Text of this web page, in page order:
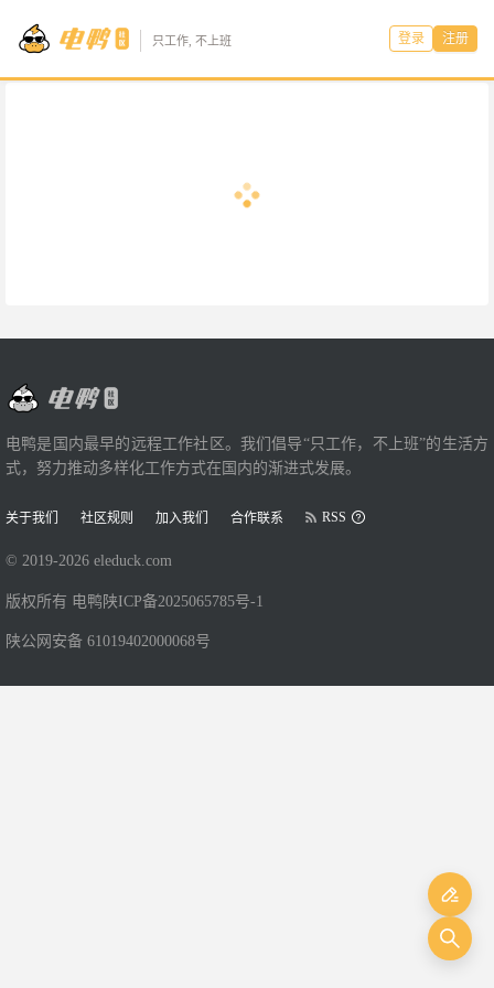
只工作, 不上班 登录 注册
电鸭是国内最早的远程工作社区。我们倡导“只工作，不上班”的生活方
式，努力推动多样化工作方式在国内的渐进式发展。
关于我们 社区规则 加入我们 合作联系 RSS
© 2019-2026 eleduck.com
版权所有 电鸭 陕ICP备2025065785号-1
陕公网安备 61019402000068号